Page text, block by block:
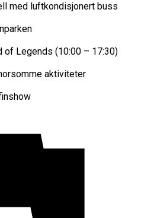
med luftkondisjonert buss
of Legends (10:00 – 17:30)
aktiviteter